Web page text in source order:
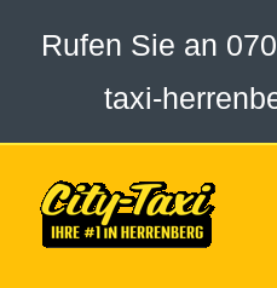
InhaltRufen Sie an
taxi-